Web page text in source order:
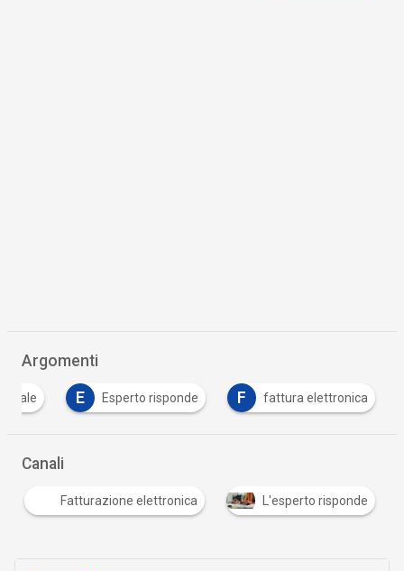
Argomenti
E Esperto risponde F fattura elettronica
Canali
Fatturazione elettronica L'esperto risponde